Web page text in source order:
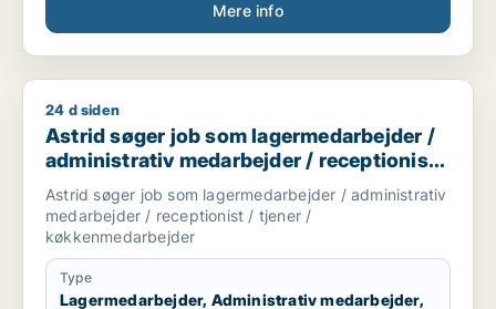
Mere info
Astrid søger job som lagermedarbejder / administrativ
24 d siden
Astrid søger job som lagermedarbejder /
administrativ medarbejder / receptionist /
tjener / køkkenmedarbejder
Astrid søger job som lagermedarbejder / administrativ
medarbejder / receptionist / tjener /
køkkenmedarbejder
Type
Lagermedarbejder, Administrativ medarbejder,